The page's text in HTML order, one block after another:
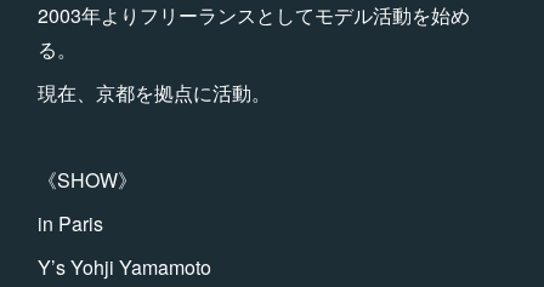
2003年よりフリーランスとしてモデル活動を始め
る。
現在、京都を拠点に活動。
《SHOW》
in Paris
Y’s Yohji Yamamoto